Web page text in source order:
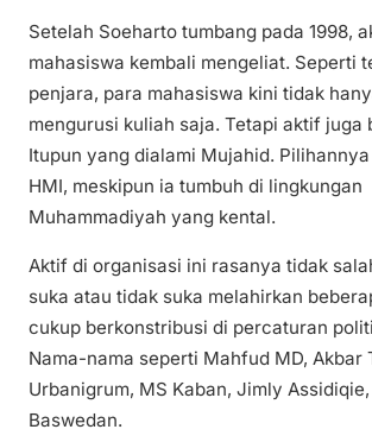
Setelah Soeharto tumbang pada 1998,
mahasiswa kembali mengeliat. Seperti
penjara, para mahasiswa kini tidak
mengurusi kuliah saja. Tetapi aktif juga
Itupun yang dialami Mujahid.
HMI, meskipun ia tumbuh di lingkungan
Muhammadiyah yang kental.
Aktif di organisasi ini rasanya tidak
suka atau tidak suka melahirkan
cukup berkonstribusi di percaturan
Nama-nama seperti Mahfud MD, Akbar
Urbanigrum, MS Kaban, Jimly
Baswedan.